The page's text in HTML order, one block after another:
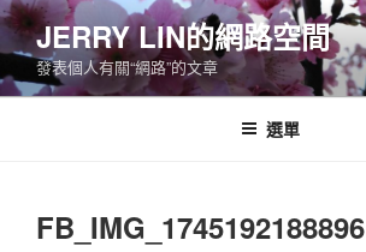
跳
至
主
要
JERRY LIN的網路空間
發表個人有關“網路”的文章
選單
FB_IMG_1745192188896